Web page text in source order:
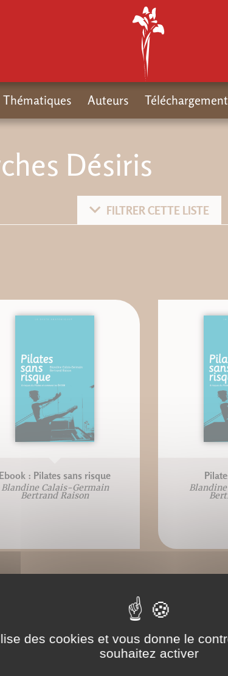
Désiris
FILTRER CETTE LISTE
Ebook : Pilates sans risque
Blandine Calais-Germain
Bertrand Raison
Thématiques Auteurs
des cookies et vous donne le
souhaitez activer